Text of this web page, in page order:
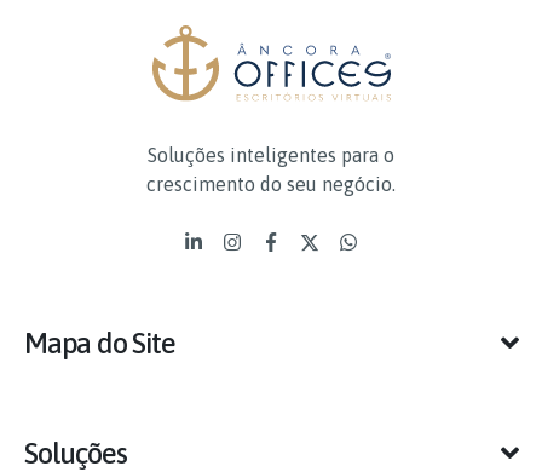
Soluções inteligentes para o
crescimento do seu negócio.
Mapa do Site
Soluções